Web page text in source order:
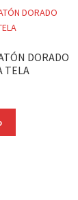
DORADO
TELA